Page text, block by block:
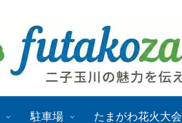
駐車場 たまがわ花火大会